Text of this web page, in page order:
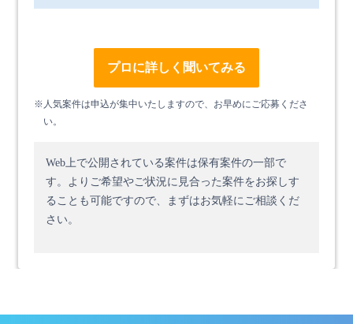
プロに詳しく聞いてみる
※人気案件は申込が集中いたしますので、お早めにご応募くださ
い。
Web上で公開されている案件は保有案件の一部で
す。 よりご希望やご状況に見合った案件をお探しす
ることも可能ですので、まずはお気軽にご相談くだ
さい。